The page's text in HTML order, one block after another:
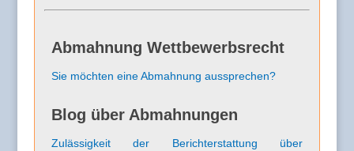
Abmahnung Wettbewerbsrecht
Sie möchten eine Abmahnung aussprechen?
Blog über Abmahnungen
Zulässigkeit der Berichterstattung über